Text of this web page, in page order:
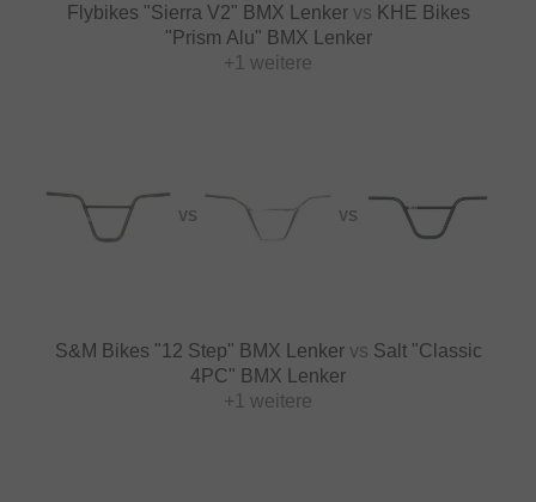
Flybikes "Sierra V2" BMX Lenker vs KHE Bikes
"Prism Alu" BMX Lenker
+1 weitere
VS VS
S&M Bikes "12 Step" BMX Lenker vs Salt "Classic
4PC" BMX Lenker
+1 weitere